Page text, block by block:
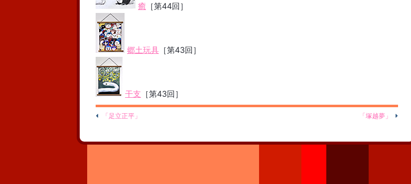
癒 ［第44回］
郷土玩具 ［第43回］
干支 ［第43回］
「足立正平」 「塚越夢」